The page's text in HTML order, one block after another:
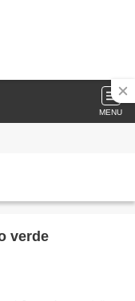
MENU
verde